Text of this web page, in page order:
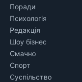
Поради
Психологія
Редакція
Шоу бізнес
Смачно
Спорт
Суспільство